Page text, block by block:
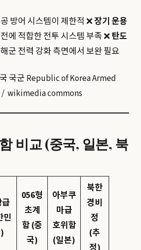
방어 시스템이 제한적 ❌장기 운용
에 적합한 전투 시스템 부족 ❌탄도
해군 전력 강화 측면에서 보완 필요
국군 Republic of Korea Armed
/ wikimedia commons
비교 (중국, 일본, 북
민
056형
초계
함 (중
국)
아부쿠
마급
호위함
(일본)
북한
경비
정
(추